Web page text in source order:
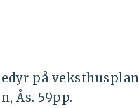
på
Ås. 59pp.